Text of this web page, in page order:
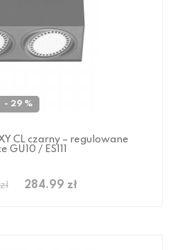
- 29 %
CL czarny – regulowane
GU10 / ES111
284.99 zł